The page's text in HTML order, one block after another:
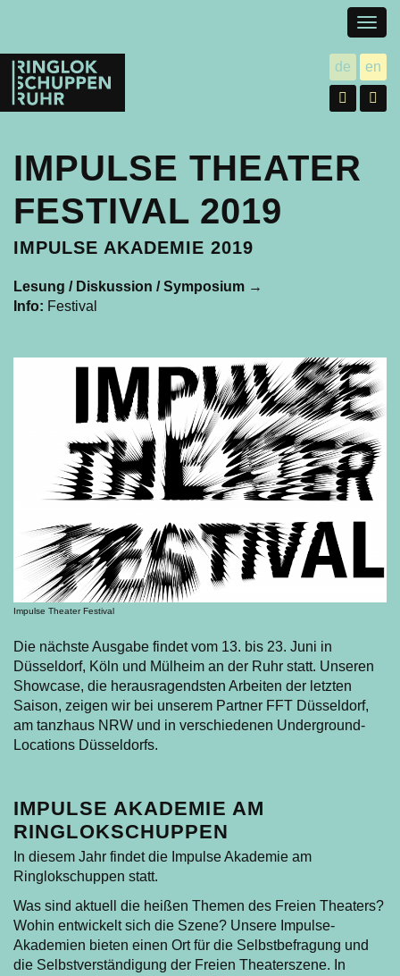
Ringlokschuppen
Ruhr
de utsch
en
IMPULSE THEATER
FESTIVAL 2019
IMPULSE AKADEMIE 2019
Lesung / Diskussion / Symposium →
Info: Festival
Impulse Theater Festival
Die nächste Ausgabe findet vom 13. bis 23. Juni in
Düsseldorf, Köln und Mülheim an der Ruhr statt. Unseren
Showcase, die herausragendsten Arbeiten der letzten
Saison, zeigen wir bei unserem Partner FFT Düsseldorf,
am tanzhaus NRW und in verschiedenen Underground-
Locations Düsseldorfs.
IMPULSE AKADEMIE AM
RINGLOKSCHUPPEN
In diesem Jahr findet die Impulse Akademie am
Ringlokschuppen statt.
Was sind aktuell die heißen Themen des Freien Theaters?
Wohin entwickelt sich die Szene? Unsere Impulse-
Akademien bieten einen Ort für die Selbstbefragung und
die Selbstverständigung der Freien Theaterszene. In